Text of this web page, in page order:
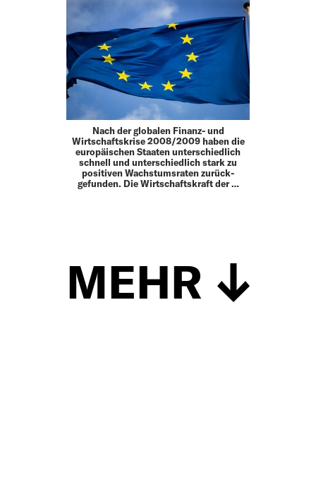
Nach der globalen Finanz- und
Wirtschaftskrise 2008/2009 haben die
europäischen Staaten unterschiedlich
schnell und unterschiedlich stark zu
positiven Wachstumsraten zurück­
gefunden. Die Wirtschaftskraft der …
MEHR